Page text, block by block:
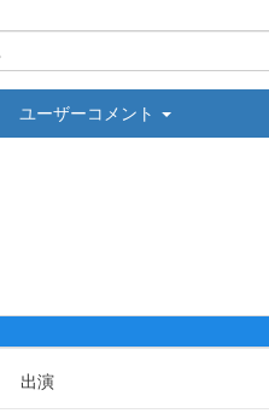
ユーザーコメント
出演